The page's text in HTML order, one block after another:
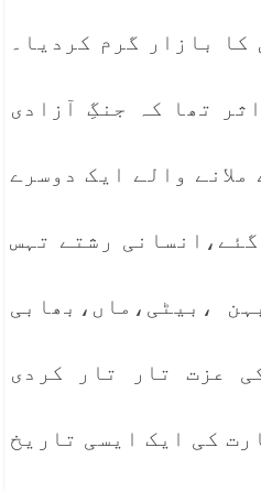
کا بازار گرم کردیا۔
تھا کہ جنگِ آزادی
والے ایک دوسرے
رشتے تہس
،بیٹی،ماں،بھابی
عزت تار تار کردی
کی ایک ایسی تاریخ